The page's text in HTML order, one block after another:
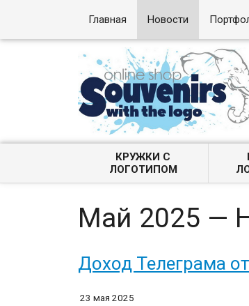
Главная Новости
КРУЖКИ С
ЛОГОТИПОМ
Май 2025 —
Доход Телеграма
23 мая 2025